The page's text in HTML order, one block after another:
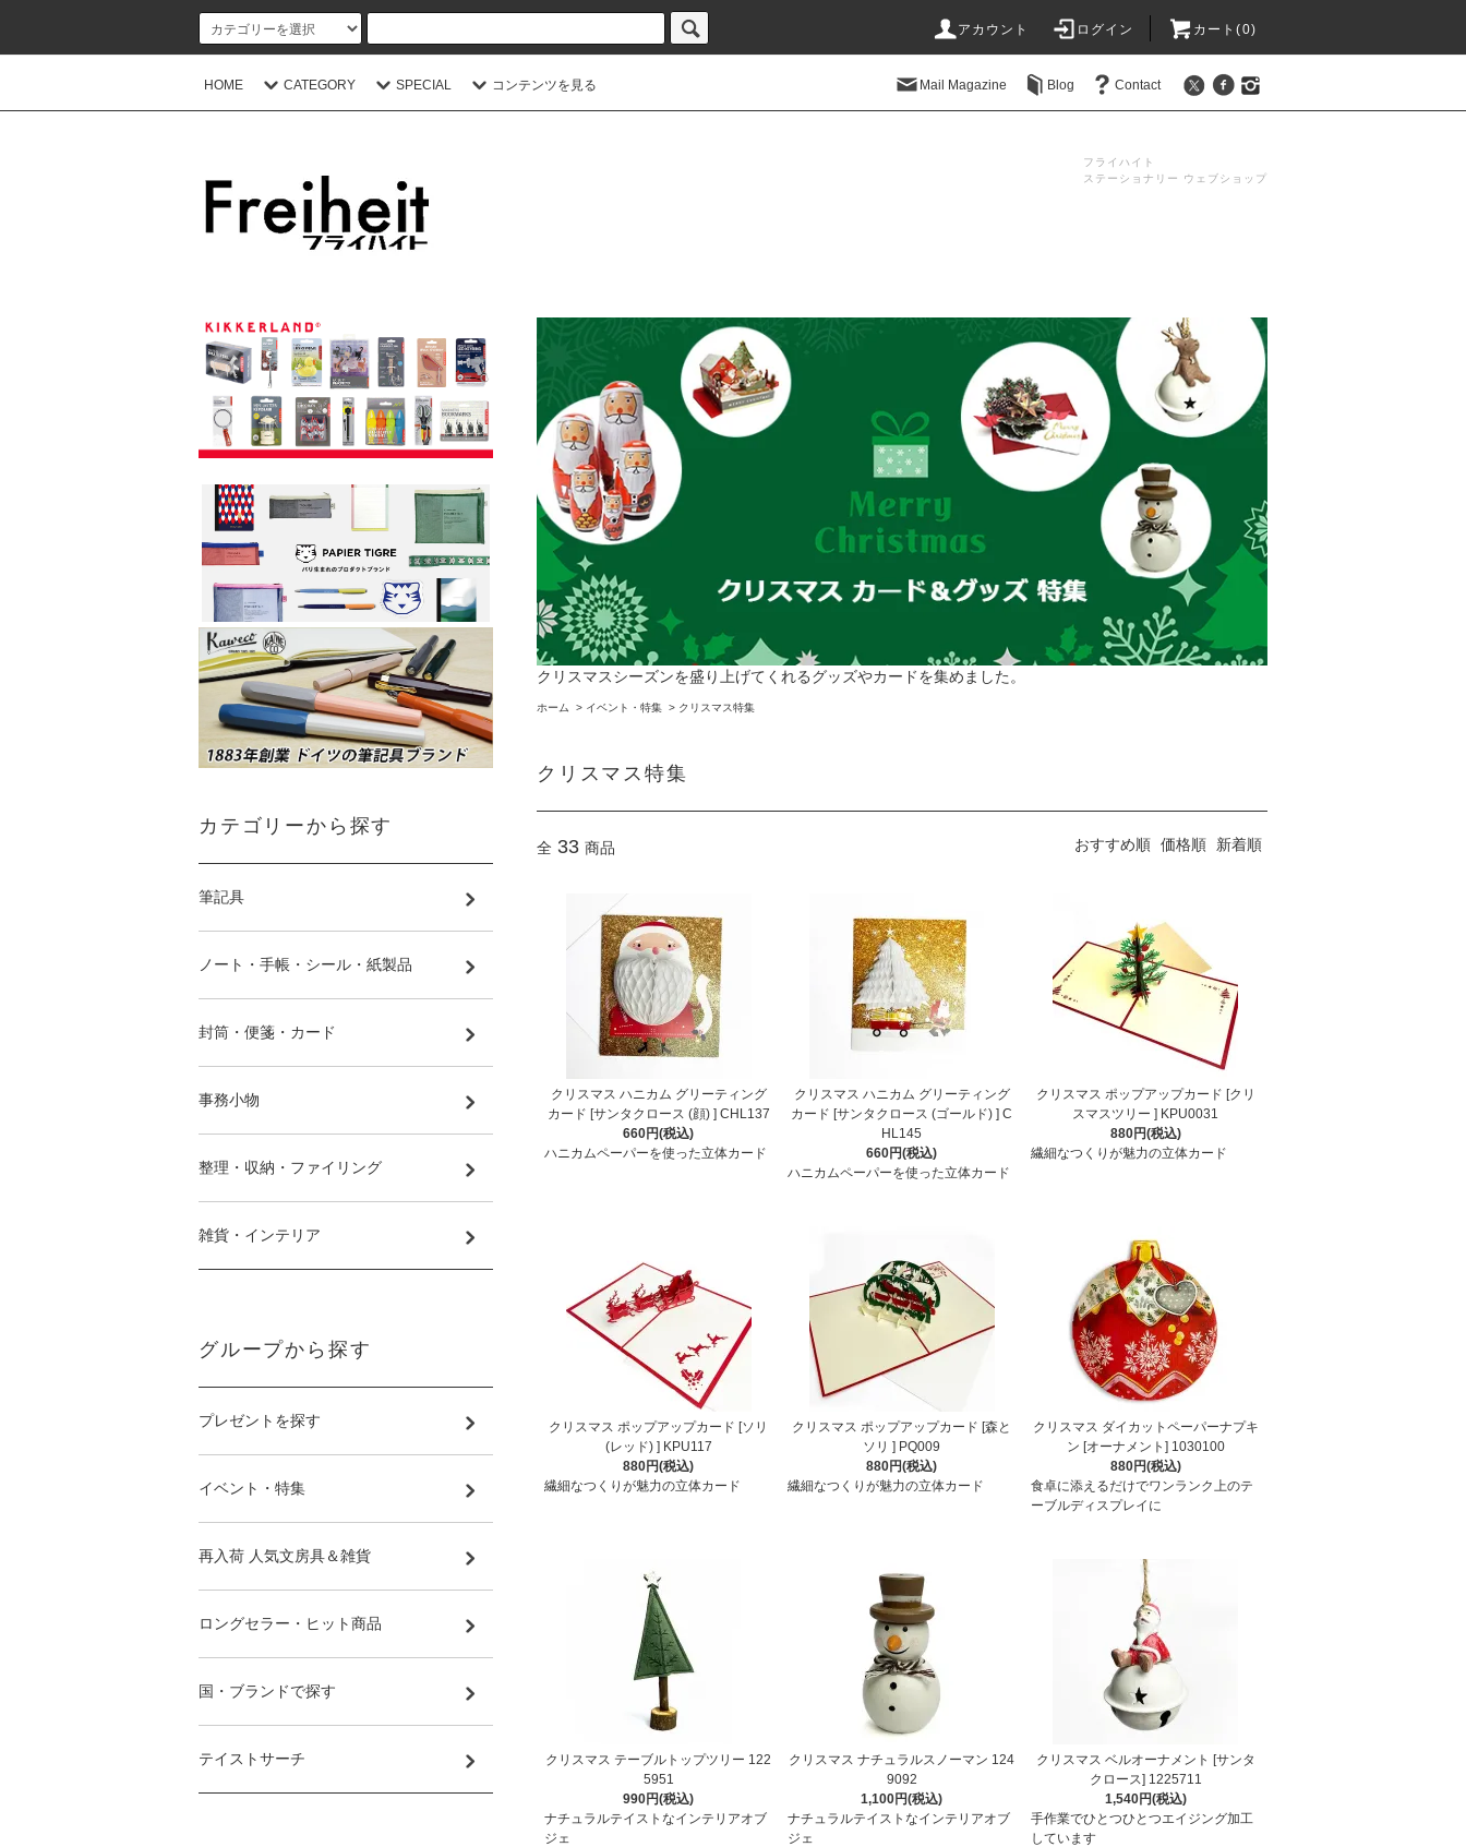
アカウント ログイン カート(0)
HOME CATEGORY SPECIAL コンテンツを見る Mail Magazine Blog Contact
フライハイト
ステーショナリー ウェブショップ
クリスマスシーズンを盛り上げてくれるグッズやカードを集めました。
ホーム > イベント・特集 > クリスマス特集
クリスマス特集
全 33 商品 おすすめ順 価格順 新着順
クリスマス ハニカム グリーティング
カード [サンタクロース (顔) ] CHL137
660円(税込)
ハニカムペーパーを使った立体カード
クリスマス ハニカム グリーティング
カード [サンタクロース (ゴールド) ] C
HL145
660円(税込)
ハニカムペーパーを使った立体カード
クリスマス ポップアップカード [クリ
スマスツリー ] KPU0031
880円(税込)
繊細なつくりが魅力の立体カード
クリスマス ポップアップカード [ソリ
(レッド) ] KPU117
880円(税込)
繊細なつくりが魅力の立体カード
クリスマス ポップアップカード [森と
ソリ ] PQ009
880円(税込)
繊細なつくりが魅力の立体カード
クリスマス ダイカットペーパーナプキ
ン [オーナメント] 1030100
880円(税込)
食卓に添えるだけでワンランク上のテ
ーブルディスプレイに
クリスマス テーブルトップツリー 122
5951
990円(税込)
ナチュラルテイストなインテリアオブ
ジェ
クリスマス ナチュラルスノーマン 124
9092
1,100円(税込)
ナチュラルテイストなインテリアオブ
ジェ
クリスマス ベルオーナメント [サンタ
クロース] 1225711
1,540円(税込)
手作業でひとつひとつエイジング加工
しています
カテゴリーから探す
筆記具
ノート・手帳・シール・紙製品
封筒・便箋・カード
事務小物
整理・収納・ファイリング
雑貨・インテリア
グループから探す
プレゼントを探す
イベント・特集
再入荷 人気文房具＆雑貨
ロングセラー・ヒット商品
国・ブランドで探す
テイストサーチ